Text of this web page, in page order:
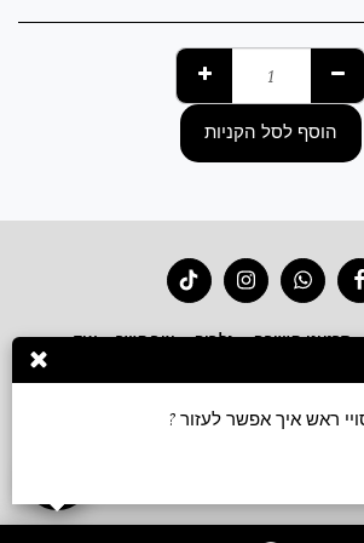
הוסף לסל הקניות
סרטוני קשירה גלריה צור קשר עוד
ראש איך אפשר לעזור ?